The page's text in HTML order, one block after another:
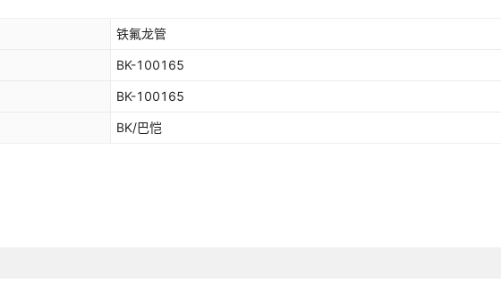
铁氟龙管
BK-100165
BK-100165
BK/巴恺